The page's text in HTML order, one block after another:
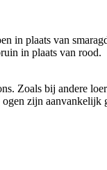
in plaats van
in plaats van rood.
Zoals bij andere
zijn aanvankelijk